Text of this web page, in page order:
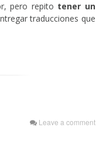
pero repito tener un
traducciones que
Leave a comment